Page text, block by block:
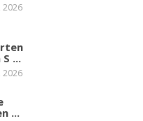
2026
...
2026
...